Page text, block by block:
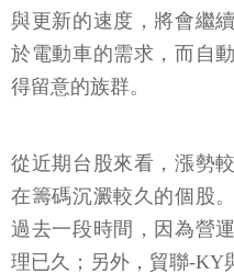
與更新的速度，將會繼
於電動車的需求，而自
得留意的族群。
從近期台股來看，漲勢
在籌碼沉澱較久的個股
過去一段時間，因為營
理已久；另外，貿聯-KY